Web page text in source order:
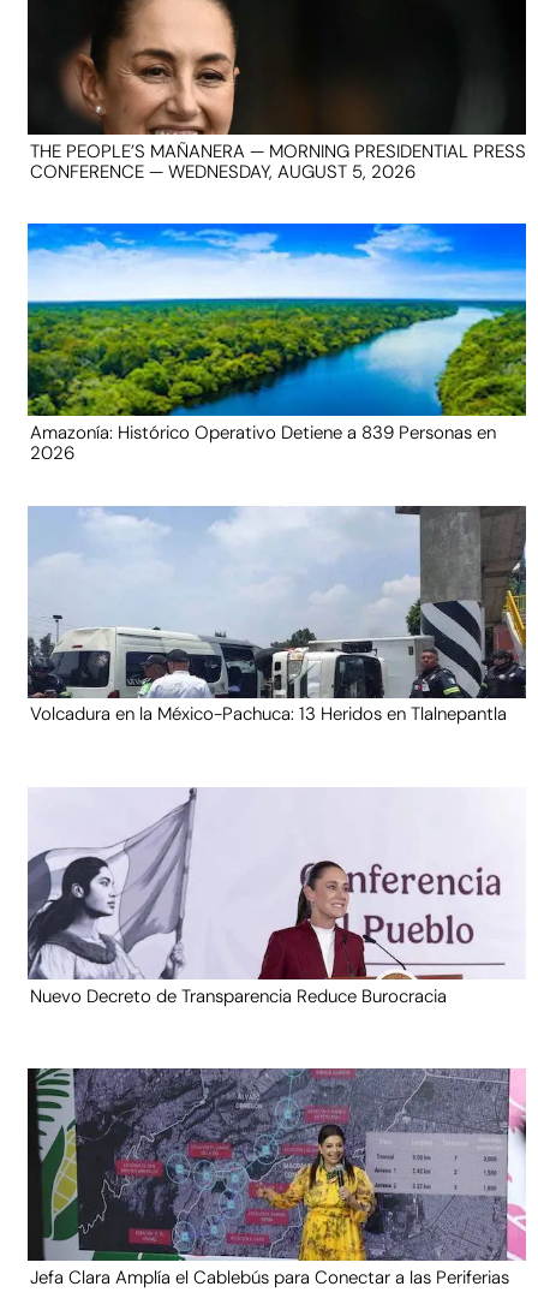
THE PEOPLE’S MAÑANERA — MORNING PRESIDENTIAL PRESS
CONFERENCE — WEDNESDAY, AUGUST 5, 2026
Amazonía: Histórico Operativo Detiene a 839 Personas en
2026
Volcadura en la México-Pachuca: 13 Heridos en Tlalnepantla
Nuevo Decreto de Transparencia Reduce Burocracia
Jefa Clara Amplía el Cablebús para Conectar a las Periferias